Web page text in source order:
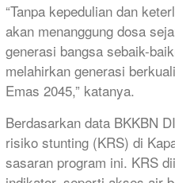
“Tanpa kepedulian dan
akan menanggung dosa
generasi bangsa sebaik-
melahirkan generasi
Emas 2045,” katanya.
Berdasarkan data BKKBN
risiko stunting (KRS) di
sasaran program ini. KRS